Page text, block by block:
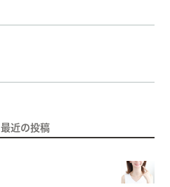
最近の投稿